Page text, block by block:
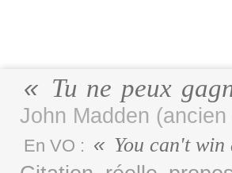
Tu ne peux
John Madden
En VO : You can't